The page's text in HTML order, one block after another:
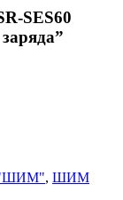
SES60
"ШИМ", ШИМ